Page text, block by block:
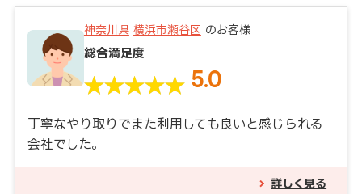
神奈川県 横浜市瀬谷区 のお客様
総合満足度
5.0
丁寧なやり取りでまた利用しても良いと感じられる
会社でした。
詳しく見る